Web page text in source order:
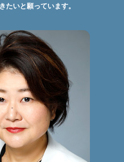
たいと願っています。